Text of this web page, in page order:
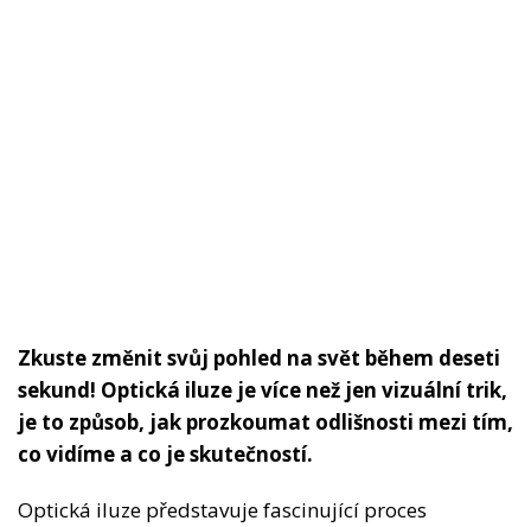
Zkuste změnit svůj pohled na svět během deseti
sekund! Optická iluze je více než jen vizuální trik,
je to způsob, jak prozkoumat odlišnosti mezi tím,
co vidíme a co je skutečností.
Optická iluze představuje fascinující proces